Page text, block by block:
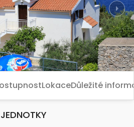
Next
LokaceDůležité